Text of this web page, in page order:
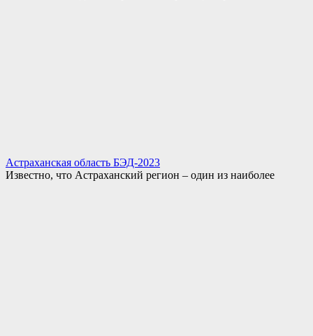
Астраханская область БЭД-2023
Известно, что Астраханский регион – один из наиболее